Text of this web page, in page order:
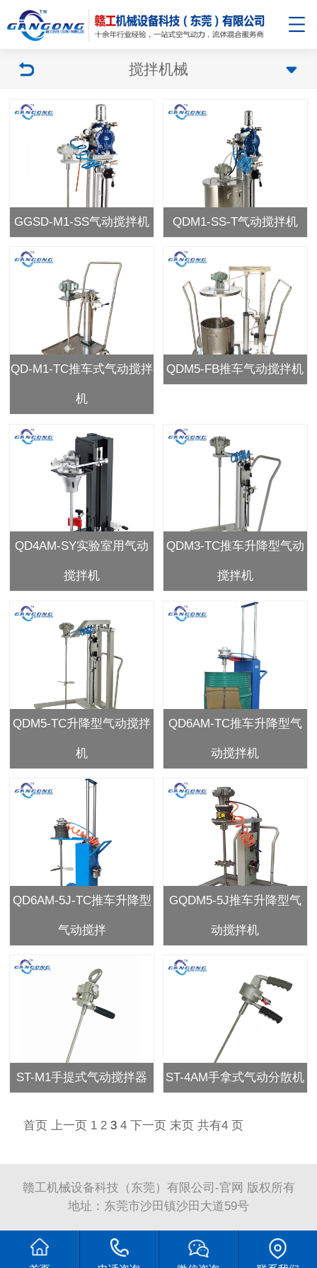
搅拌机械
GGSD-M1-SS气动搅拌机 QDM1-SS-T气动搅拌机
QD-M1-TC推车式气动搅拌
机
QDM5-FB推车气动搅拌机
QD4AM-SY实验室用气动
搅拌机
QDM3-TC推车升降型气动
搅拌机
QDM5-TC升降型气动搅拌
机
QD6AM-TC推车升降型气
动搅拌机
QD6AM-5J-TC推车升降型
气动搅拌
GQDM5-5J推车升降型气
动搅拌机
ST-M1手提式气动搅拌器 ST-4AM手拿式气动分散机
首页 上一页 1 2 3 4 下一页 末页 共有4 页
赣工机械设备科技（东莞）有限公司-官网 版权所有
地址：东莞市沙田镇沙田大道59号